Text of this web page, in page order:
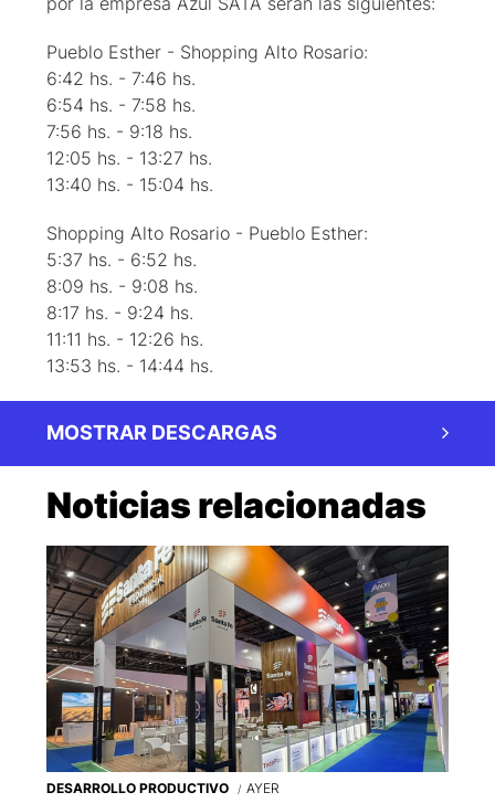
Pueblo Esther - Shopping Alto Rosario:
6:42 hs. - 7:46 hs.
6:54 hs. - 7:58 hs.
7:56 hs. - 9:18 hs.
12:05 hs. - 13:27 hs.
13:40 hs. - 15:04 hs.
Shopping Alto Rosario - Pueblo Esther:
5:37 hs. - 6:52 hs.
8:09 hs. - 9:08 hs.
8:17 hs. - 9:24 hs.
11:11 hs. - 12:26 hs.
13:53 hs. - 14:44 hs.
MOSTRAR DESCARGAS
Noticias relacionadas
DESARROLLO PRODUCTIVO AYER